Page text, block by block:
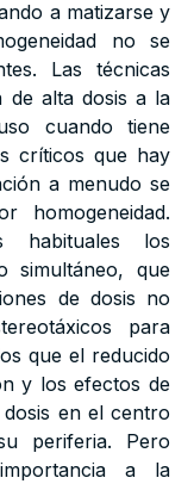
a matizarse y
no se
Las técnicas
de alta dosis a la
cuando tiene
críticos que hay
a menudo se
homogeneidad.
habituales los
simultáneo, que
de dosis no
para
que el reducido
y los efectos de
en el centro
periferia. Pero
a la